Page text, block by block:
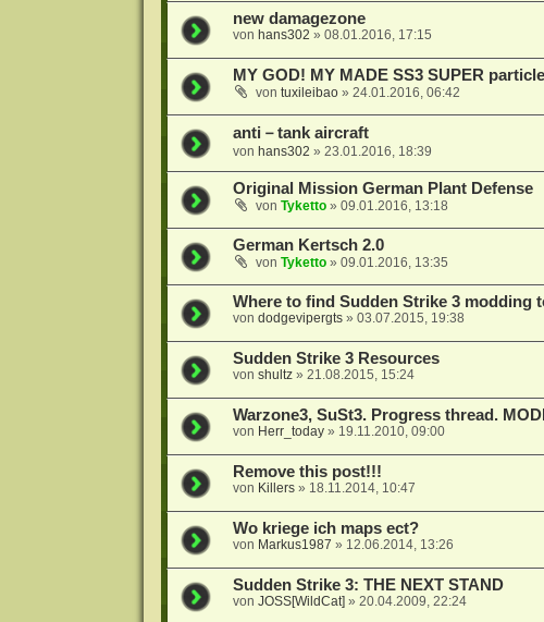
new damagezone
von hans302 » 08.01.2016, 17:15
MY GOD! MY MADE SS3 SUPER
von tuxileibao» 24.01.2016, 06:42
anti－tank aircraft
von hans302 » 23.01.2016, 18:39
Original Mission German Plant Defense
von Tyketto» 09.01.2016, 13:18
German Kertsch 2.0
von Tyketto» 09.01.2016, 13:35
Where to find Sudden Strike 3 modding
von dodgevipergts» 03.07.2015, 19:38
Sudden Strike 3 Resources
von shultz» 21.08.2015, 15:24
Warzone3, SuSt3. Progress thread.
von Herr_today» 19.11.2010, 09:00
Remove this post!!!
von Killers» 18.11.2014, 10:47
Wo kriege ich maps ect?
von Markus1987 » 12.06.2014, 13:26
Sudden Strike 3: THE NEXT STAND
von JOSS[WildCat] » 20.04.2009, 22:24